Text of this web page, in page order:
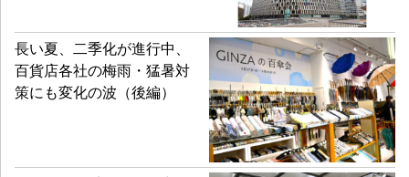
長い夏、二季化が進行中、
百貨店各社の梅雨・猛暑対
策にも変化の波（後編）